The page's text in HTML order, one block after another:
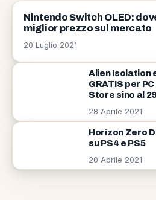
NASTRO GAMERS
Nintendo Switch OLED:
miglior prezzo sul mercato
20 Luglio 2021
Alien Isolation
GRATIS per
Store sino al
28 Aprile 2021
Horizon Zero
su PS4 e PS5
20 Aprile 2021